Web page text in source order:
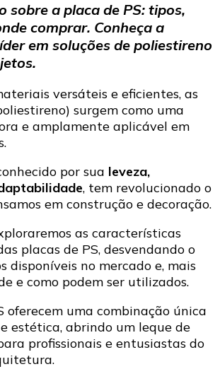
o
que
é
utilizar?
sobre a placa de PS: tipos,
comprar. Conheça a
em soluções de poliestireno
versáteis e eficientes, as
surgem como uma
e amplamente aplicável em
por sua leveza,
, tem revolucionado o
em construção e decoração.
as características
placas de PS, desvendando o
disponíveis no mercado e, mais
e como podem ser utilizados.
oferecem uma combinação única
estética, abrindo um leque de
profissionais e entusiastas do